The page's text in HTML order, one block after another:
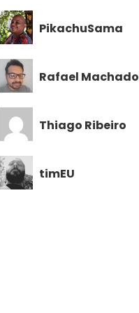
PikachuSama
Rafael Machado
Thiago Ribeiro
timEU